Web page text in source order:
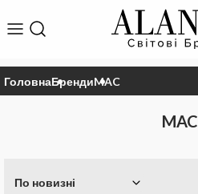
ГоловнаБрендиMAC
MAC
По новизні